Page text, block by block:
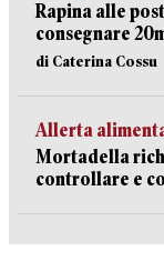
Rapina alle
consegnare
di Caterina Cossu
Allerta
Mortadella
controllare e